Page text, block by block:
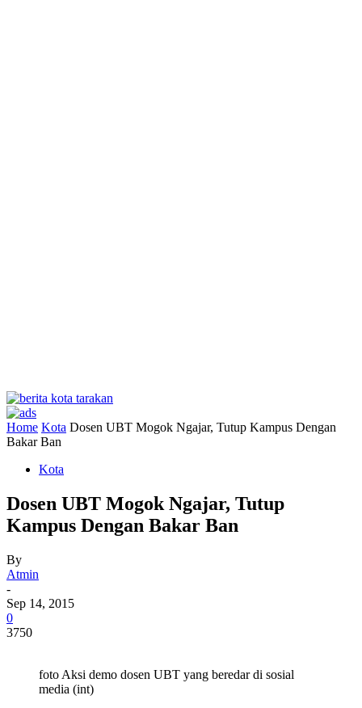
Home Kota Dosen UBT Mogok Ngajar, Tutup Kampus Dengan
Bakar Ban
Kota
Dosen UBT Mogok Ngajar, Tutup
Kampus Dengan Bakar Ban
By
Atmin
-
Sep 14, 2015
0
3750
foto Aksi demo dosen UBT yang beredar di sosial
media (int)